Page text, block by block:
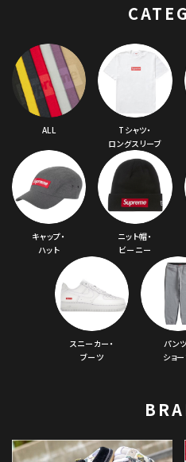
ALL
Tシャツ・
ロングスリーブ
キャップ・
ハット
ニット帽・
ビーニー
スニーカー・
ブーツ
パンツ
ショ